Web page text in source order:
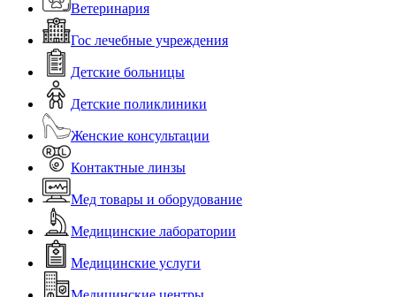
Ветеринария
Гос лечебные учреждения
Детские больницы
Детские поликлиники
Женские консультации
Контактные линзы
Мед товары и оборудование
Медицинские лаборатории
Медицинские услуги